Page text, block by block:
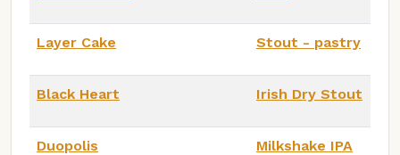
Layer Cake Stout - pastry
Black Heart Irish Dry Stout
Duopolis Milkshake IPA